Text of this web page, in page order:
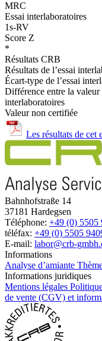
MRC
Essai interlaboratoires
1s-RV
Score Z
*
Résultats CRB
Résultats de l’essai
Écart-type de l’essai
Différence entre la valeur
interlaboratoires
Valeur non certifiée
Les résultats de cet
Bahnhofstraße 14
37181 Hardegsen
Téléphone: +49 (0) 5505
téléfax: +49 (0) 5505
E-mail: labor@crb-
Informations
Analyse d’amiante
Informations juridiques
Mentions légales
de vente (CGV) et